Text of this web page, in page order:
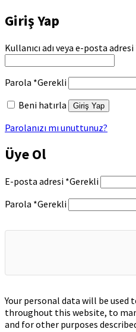
Giriş Yap
Kullanıcı adı veya e-posta adresi
Parola *Gerekli
Beni hatırla
Giriş Yap
Parolanızı mı unuttunuz?
Üye Ol
E-posta adresi *Gerekli
Parola *Gerekli
Your personal data will be used
throughout this website, to
and for other purposes